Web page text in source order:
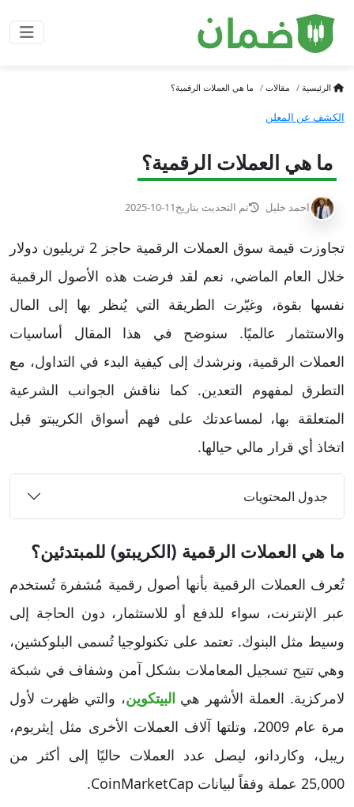
الرئيسية مقالات ما هي العملات الرقمية؟
الكشف عن المعلن
ما هي العملات الرقمية؟
احمد خليل تم التحديث بتاريخ2025-10-11
تجاوزت قيمة سوق العملات الرقمية حاجز 2 تريليون دولار
خلال العام الماضي، نعم لقد فرضت هذه الأصول الرقمية
نفسها بقوة، وغيّرت الطريقة التي يُنظر بها إلى المال
والاستثمار عالميًا. سنوضح في هذا المقال أساسيات
العملات الرقمية، ونرشدك إلى كيفية البدء في التداول، مع
التطرق لمفهوم التعدين. كما نناقش الجوانب الشرعية
المتعلقة بها، لمساعدتك على فهم أسواق الكريبتو قبل
اتخاذ أي قرار مالي حيالها.
جدول المحتويات
ما هي العملات الرقمية (الكريبتو) للمبتدئين؟
تُعرف العملات الرقمية بأنها أصول رقمية مُشفرة تُستخدم
عبر الإنترنت، سواء للدفع أو للاستثمار، دون الحاجة إلى
وسيط مثل البنوك. تعتمد على تكنولوجيا تُسمى البلوكشين،
وهي تتيح تسجيل المعاملات بشكل آمن وشفاف في شبكة
لامركزية. العملة الأشهر هي البيتكوين، والتي ظهرت لأول
مرة عام 2009، وتلتها آلاف العملات الأخرى مثل إيثريوم،
ريبل، وكاردانو، ليصل عدد العملات حاليًا إلى أكثر من
25,000 عملة وفقاً لبيانات CoinMarketCap.